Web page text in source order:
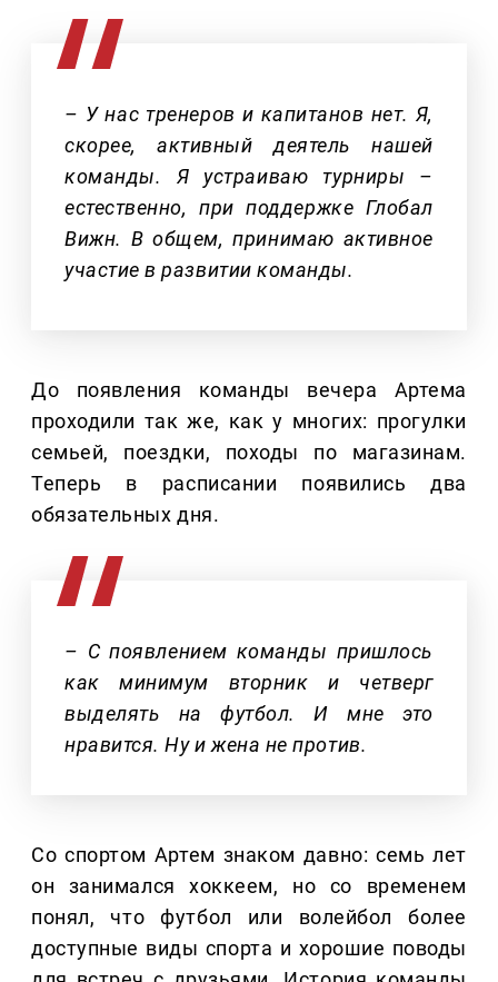
– У нас тренеров и капитанов нет. Я,
скорее, активный деятель нашей
команды. Я устраиваю турниры –
естественно, при поддержке Глобал
Вижн. В общем, принимаю активное
участие в развитии команды.
До появления команды вечера Артема
проходили так же, как у многих: прогулки
семьей, поездки, походы по магазинам.
Теперь в расписании появились два
обязательных дня.
– С появлением команды пришлось
как минимум вторник и четверг
выделять на футбол. И мне это
нравится. Ну и жена не против.
Со спортом Артем знаком давно: семь лет
он занимался хоккеем, но со временем
понял, что футбол или волейбол более
доступные виды спорта и хорошие поводы